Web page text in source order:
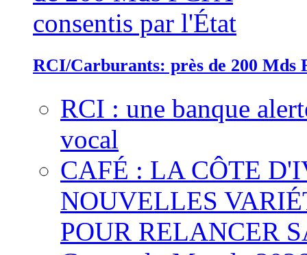
RCI/Carburants: près de 200 Mds
RCI : une banque
vocal
CAFÉ : LA CÔTE
NOUVELLES
POUR RELANCER